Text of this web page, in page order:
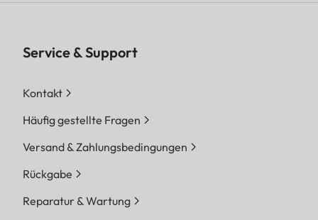
Service & Support
Kontakt
Häufig gestellte Fragen
Versand & Zahlungsbedingungen
Rückgabe
Reparatur & Wartung